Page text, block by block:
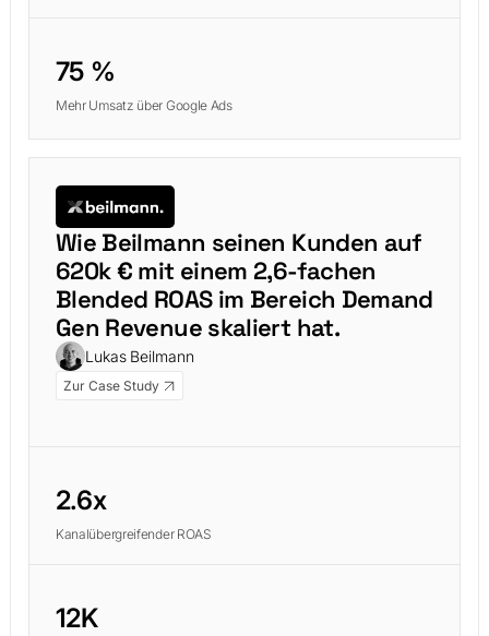
75 %
Mehr Umsatz über Google Ads
Wie Beilmann seinen Kunden auf
620k € mit einem 2,6-fachen
Blended ROAS im Bereich Demand
Gen Revenue skaliert hat.
Lukas Beilmann
Zur Case Study
2.6x
Kanalübergreifender ROAS
12K